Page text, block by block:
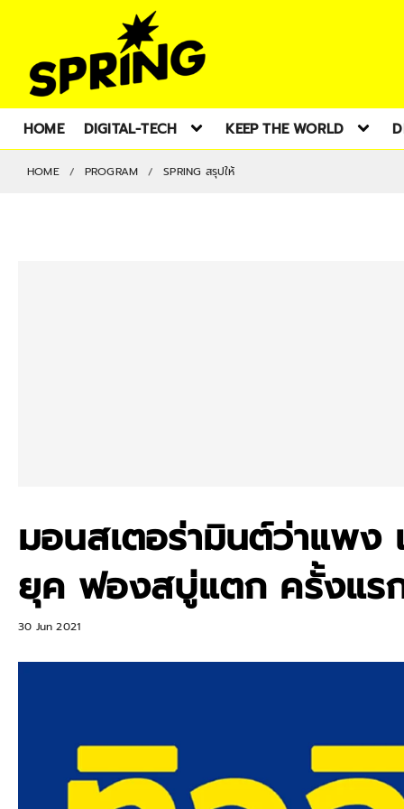
HOME DIGITAL-TECH KEEP THE WORLD
HOME PROGRAM SPRING สรุปให้
มอนสเตอร่ามินต์ว่าแพง
ยุค ฟองสบู่แตก ครั้งแร
30 Jun 2021